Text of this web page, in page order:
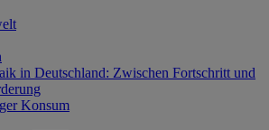
in Deutschland: Zwischen Fortschritt und
Konsum